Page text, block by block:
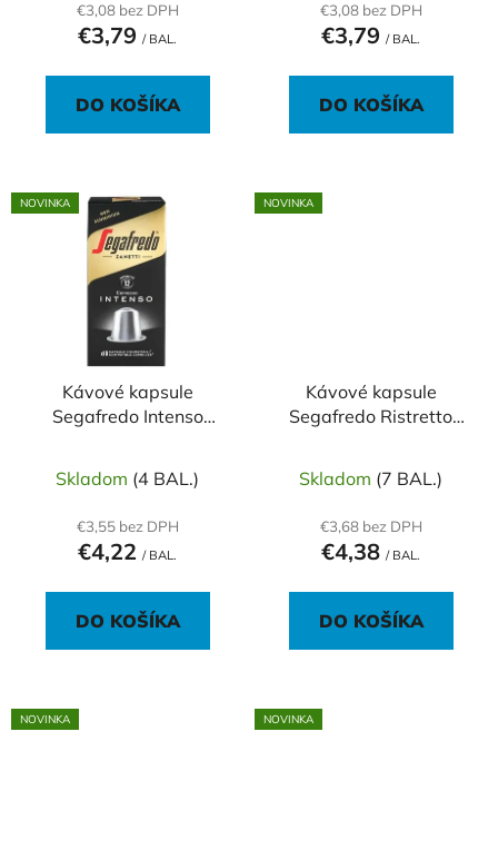
€3,08 bez DPH
€3,79 / BAL.
DO KOŠÍKA
€3,08 bez DPH
€3,79 / BAL.
DO KOŠÍKA
NOVINKA
Kávové kapsule
Segafredo Intenso
Skladom (4 BAL.)
€3,55 bez DPH
€4,22 / BAL.
DO KOŠÍKA
NOVINKA
Kávové kapsule
Segafredo Ristretto
Skladom (7 BAL.)
€3,68 bez DPH
€4,38 / BAL.
DO KOŠÍKA
NOVINKA NOVINKA